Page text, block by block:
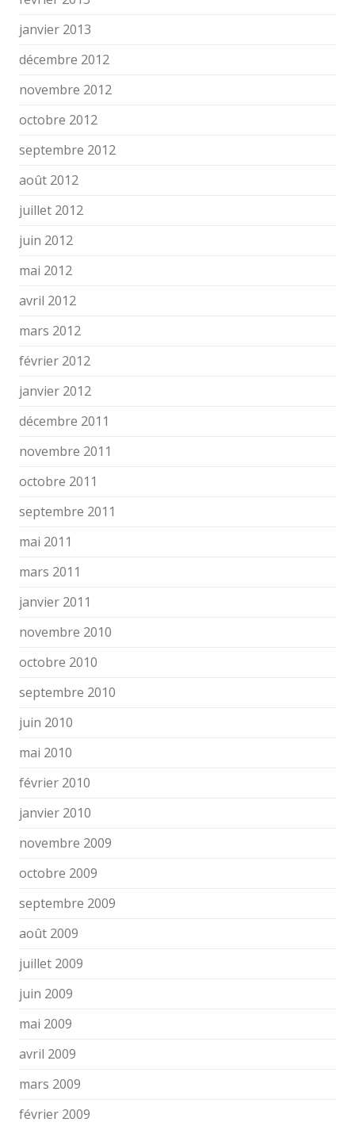
janvier 2013
décembre 2012
novembre 2012
octobre 2012
septembre 2012
août 2012
juillet 2012
juin 2012
mai 2012
avril 2012
mars 2012
février 2012
janvier 2012
décembre 2011
novembre 2011
octobre 2011
septembre 2011
mai 2011
mars 2011
janvier 2011
novembre 2010
octobre 2010
septembre 2010
juin 2010
mai 2010
février 2010
janvier 2010
novembre 2009
octobre 2009
septembre 2009
août 2009
juillet 2009
juin 2009
mai 2009
avril 2009
mars 2009
février 2009